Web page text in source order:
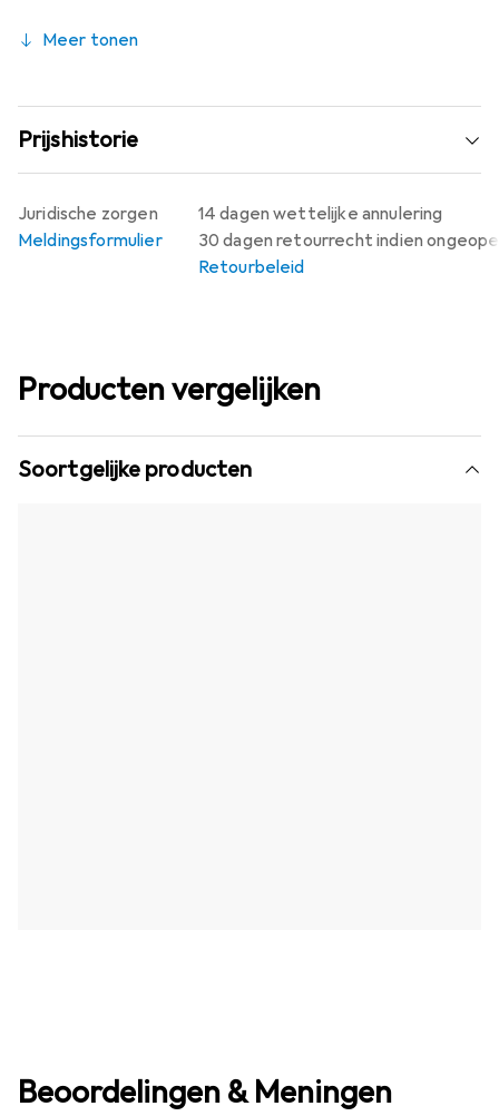
Meer tonen
Prijshistorie
14 dagen wettelijke annulering
30 dagen retourrecht indien
Retourbeleid
Juridische zorgen
Meldingsformulier
Producten vergelijken
Soortgelijke producten
Beoordelingen & Meningen